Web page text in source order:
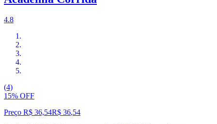
4.8
(4)
15% OFF
Preço R$ 36,54R$ 36,54